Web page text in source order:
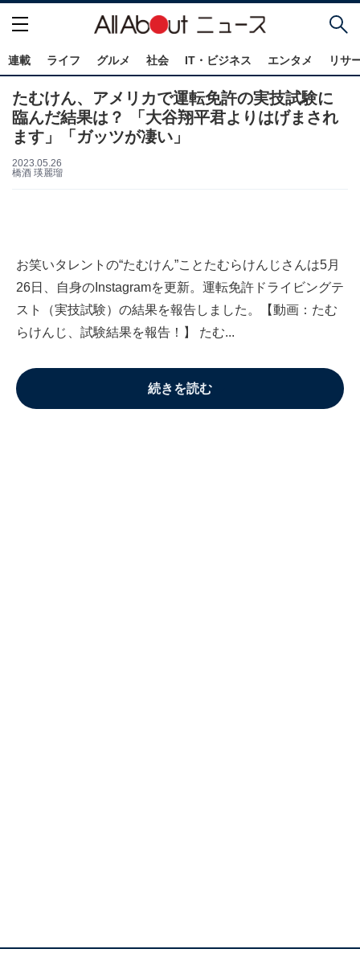
連載 ライフ グルメ 社会 IT・ビジネス エンタメ リサ
たむけん、アメリカで運転免許の実技試験に
臨んだ結果は？ 「大谷翔平君よりはげまされ
ます」「ガッツが凄い」
2023.05.26
橋酒 瑛麗瑠
お笑いタレントの“たむけん”ことたむらけんじさんは5月
26日、自身のInstagramを更新。運転免許ドライビングテ
スト（実技試験）の結果を報告しました。【動画：たむ
らけんじ、試験結果を報告！】 たむ...
続きを読む